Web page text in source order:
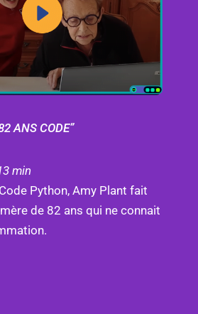
ANS CODE”​
min
Python, Amy Plant fait
de 82 ans qui ne connait